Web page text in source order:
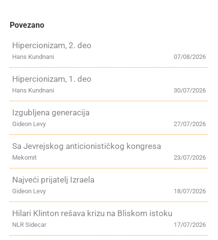
Povezano
Hipercionizam, 2. deo
07/08/2026
Hans Kundnani
Hipercionizam, 1. deo
30/07/2026
Hans Kundnani
Izgubljena generacija
27/07/2026
Gideon Levy
Sa Jevrejskog anticionističkog kongresa
23/07/2026
Mekomit
Najveći prijatelj Izraela
18/07/2026
Gideon Levy
Hilari Klinton rešava krizu na Bliskom istoku
17/07/2026
NLR Sidecar